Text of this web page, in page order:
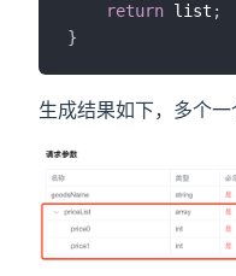
return list ;
}
生成结果如下，多个